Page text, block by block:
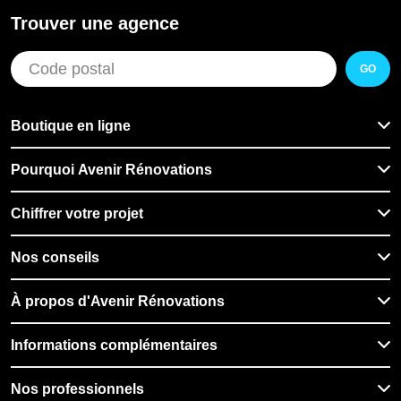
la hauteur de leurs normes élevées. Je recommande
vivement à quiconque ayant un projet de rénovation et
n’hésiterai pas à faire à nouveau appel à eux pour un
Trouver une agence
GO
Boutique en ligne
Pourquoi Avenir Rénovations
Chiffrer votre projet
Nos conseils
À propos d'Avenir Rénovations
Informations complémentaires
Nos professionnels